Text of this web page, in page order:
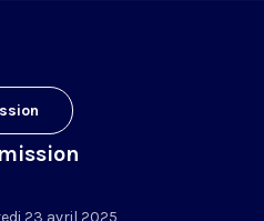
23 avril 2025